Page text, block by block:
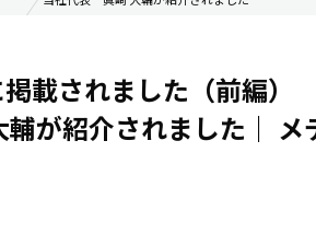
載されました（前編）
が紹介されました｜ メ